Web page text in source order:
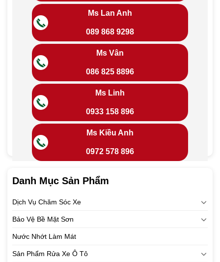
Ms Lan Anh
089 868 9298
Ms Vân
086 825 8896
Ms Linh
0933 158 896
Ms Kiều Anh
0972 578 896
Danh Mục Sản Phẩm
Dịch Vụ Chăm Sóc Xe
Bảo Vệ Bề Mặt Sơn
Nước Nhớt Làm Mát
Sản Phẩm Rửa Xe Ô Tô